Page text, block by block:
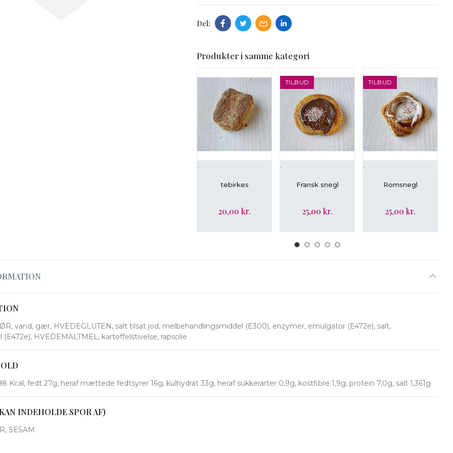
Produkter i samme kategori
LÆG I KURV
.
tebirkes
20,00 kr.
TILBUD
LÆG I KURV
.
Fransk snegl
25,00 kr.
TILBUD
LÆG I KURV
.
Romsnegl
25,00 kr.
vand, gær, HVEDEGLUTEN, salt tilsat jod, melbehandlingsmiddel (E300), enzymer, emulgator (E472e), salt,
HVEDEMALTMEL, kartoffelstivelse, rapsolie
Kcal, fedt 27g, heraf mættede fedtsyrer 16g, kulhydrat 33g, heraf sukkerarter 0,9g, kostfibre 1,9g, protein 7,0g, salt 1,361g
INDEHOLDE SPOR AF)
SESAM